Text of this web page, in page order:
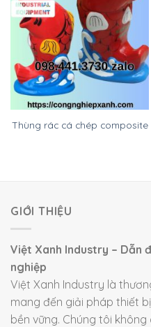
Thùng rác cá chép composite
GIỚI THIỆU
Việt Xanh Industry – Dẫn
nghiệp
Việt Xanh Industry là
mang đến giải pháp thiết
bền vững. Chúng tôi